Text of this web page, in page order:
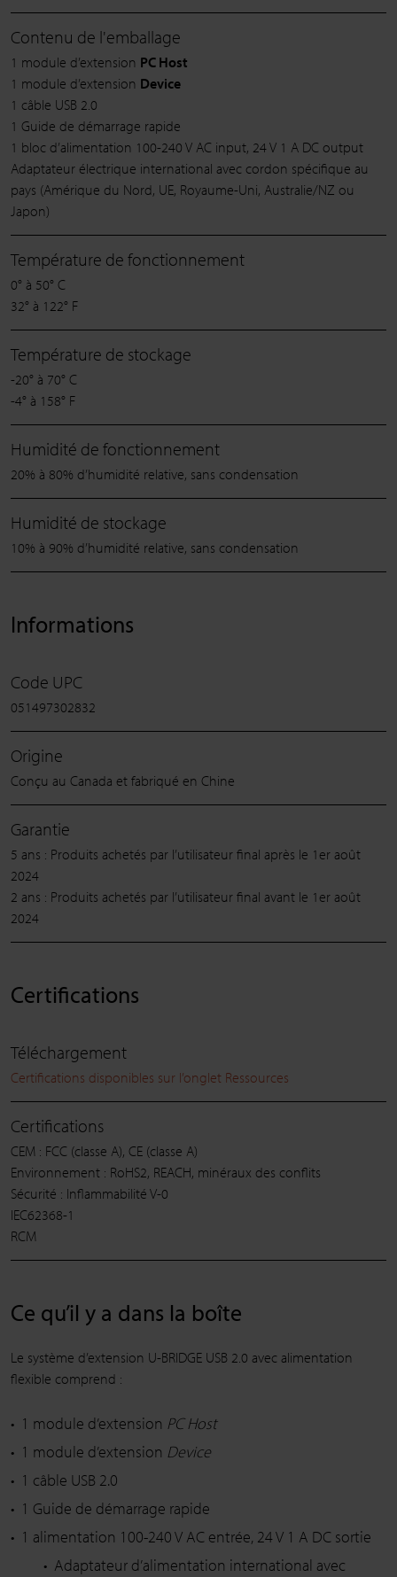
Contenu de l'emballage
1 module d’extension PC Host
1 module d’extension Device
1 câble USB 2.0
1 Guide de démarrage rapide
1 bloc d’alimentation 100-240 V AC input, 24 V 1 A DC output
Adaptateur électrique international avec cordon spécifique au
pays (Amérique du Nord, UE, Royaume-Uni, Australie/NZ ou
Japon)
Température de fonctionnement
0° à 50° C
32° à 122° F
Température de stockage
-20° à 70° C
-4° à 158° F
Humidité de fonctionnement
20% à 80% d’humidité relative, sans condensation
Humidité de stockage
10% à 90% d’humidité relative, sans condensation
Informations
Code UPC
051497302832
Origine
Conçu au Canada et fabriqué en Chine
Garantie
5 ans : Produits achetés par l’utilisateur final après le 1er août
2024
2 ans : Produits achetés par l’utilisateur final avant le 1er août
2024
Certifications
Téléchargement
Certifications disponibles sur l’onglet Ressources
Certifications
CEM : FCC (classe A), CE (classe A)
Environnement : RoHS2, REACH, minéraux des conflits
Sécurité : Inflammabilité V-0
IEC62368-1
RCM
Ce qu’il y a dans la boîte
Le système d’extension U-BRIDGE USB 2.0 avec alimentation
flexible comprend :
1 module d’extension PC Host
1 module d’extension Device
1 câble USB 2.0
1 Guide de démarrage rapide
1 alimentation 100-240 V AC entrée, 24 V 1 A DC sortie
Adaptateur d’alimentation international avec